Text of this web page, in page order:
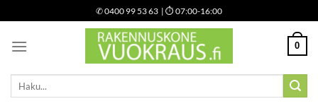
to
content
✆0400 99 53 63 | ⏱ 07:00-16:00
0
Etsi: